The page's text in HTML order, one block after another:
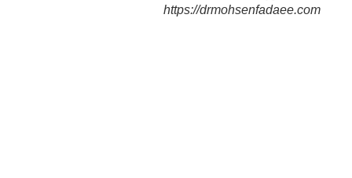
https://drmohsenfadaee.com